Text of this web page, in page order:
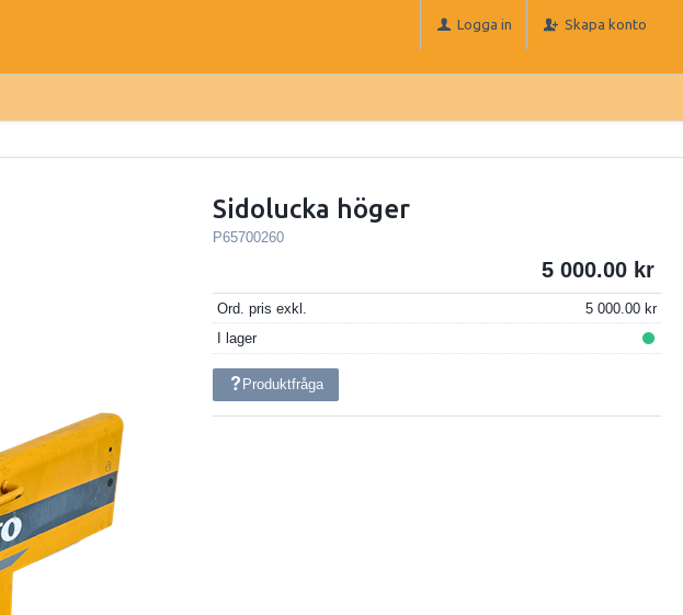
Logga in Skapa konto
Sidolucka höger
P65700260
5 000.00
Ord. pris exkl.
5 000.00
I lager
Produktfråga